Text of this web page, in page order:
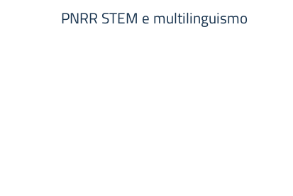
PNRR STEM e multilinguismo